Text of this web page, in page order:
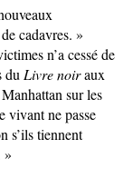
cadavres. »
n’a cessé de
du Livre noiraux
sur les
vivant ne passe
s’ils tiennent
»